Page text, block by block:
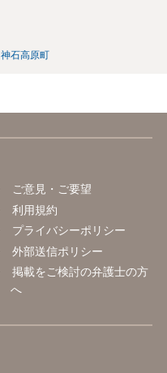
神石高原町
ご意見・ご要望
利用規約
プライバシーポリシー
外部送信ポリシー
掲載をご検討の弁護士の方
へ